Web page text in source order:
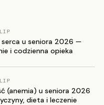
serca u seniora 2026 —
i codzienna opieka
(anemia) u seniora 2026
dieta i leczenie